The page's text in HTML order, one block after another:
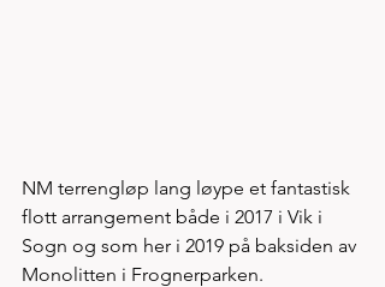
NM terrengløp lang løype et fantastisk
flott arrangement både i 2017 i Vik i
Sogn og som her i 2019 på baksiden av
Monolitten i Frognerparken.